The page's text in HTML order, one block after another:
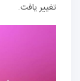
تغییر یافت.